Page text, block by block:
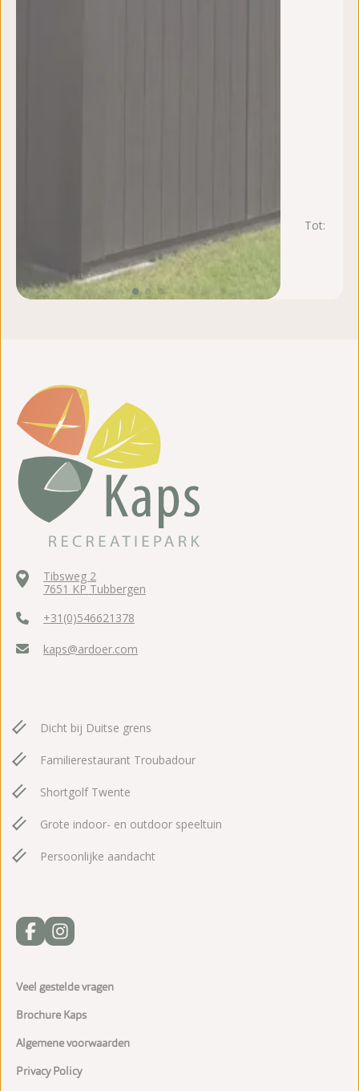
Tot:
Tibsweg 2
7651 KP Tubbergen
+31(0)546621378
kaps@ardoer.com
Dicht bij Duitse grens
Familierestaurant Troubadour
Shortgolf Twente
Grote indoor- en outdoor speeltuin
Persoonlijke aandacht
Veel gestelde vragen
Brochure Kaps
Algemene voorwaarden
Privacy Policy